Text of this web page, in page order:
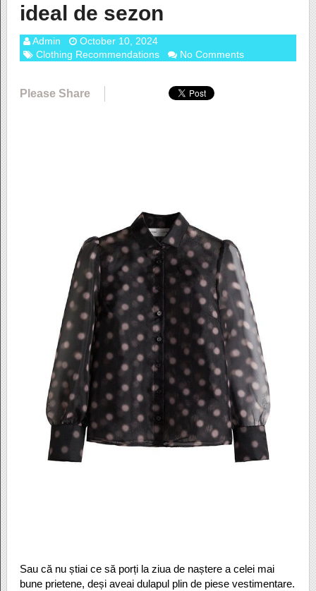
ideal de sezon
Admin
October 10, 2024
Clothing Recommendations
No Comments
Please Share
Sau că nu știai ce să porți la ziua de naștere a celei mai
bune prietene, deși aveai dulapul plin de piese vestimentare.